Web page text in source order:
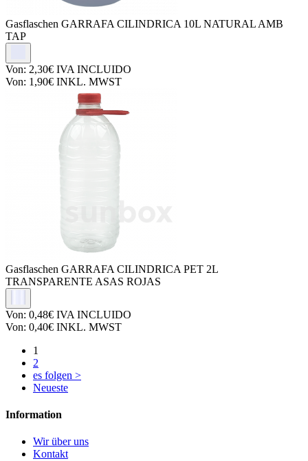
Gasflaschen GARRAFA CILINDRICA 10L NATURAL AMB
TAP
Von: 2,30€ IVA INCLUIDO
Von: 1,90€ INKL. MWST
Gasflaschen GARRAFA CILINDRICA PET 2L
TRANSPARENTE ASAS ROJAS
Von: 0,48€ IVA INCLUIDO
Von: 0,40€ INKL. MWST
1
2
es folgen >
Neueste
Information
Wir über uns
Kontakt